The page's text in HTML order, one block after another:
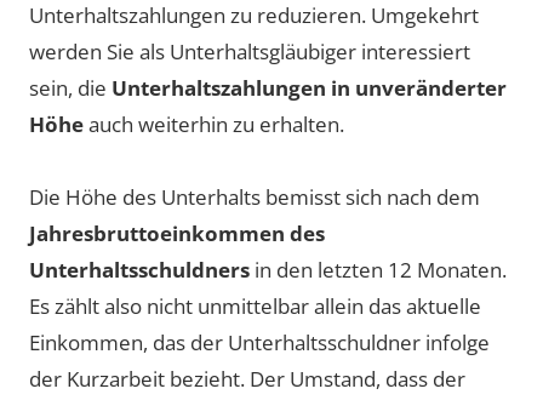
Unterhaltszahlungen zu reduzieren. Umgekehrt
werden Sie als Unterhaltsgläubiger interessiert
sein, die Unterhaltszahlungen in unveränderter
Höheauch weiterhin zu erhalten.
Die Höhe des Unterhalts bemisst sich nach dem
Jahresbruttoeinkommen des
Unterhaltsschuldners in den letzten 12 Monaten.
Es zählt also nicht unmittelbar allein das aktuelle
Einkommen, das der Unterhaltsschuldner infolge
der Kurzarbeit bezieht. Der Umstand, dass der